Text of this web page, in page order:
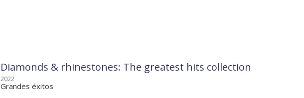
Diamonds & rhinestones: The greatest hits collection
2022
Grandes éxitos